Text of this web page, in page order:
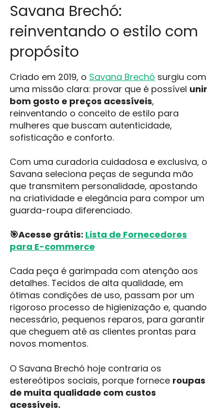
Savana Brechó:
reinventando o estilo com
propósito
Criado em 2019, o Savana Brechó surgiu com
uma missão clara: provar que é possível unir
bom gosto e preços acessíveis,
reinventando o conceito de estilo para
mulheres que buscam autenticidade,
sofisticação e conforto.
Com uma curadoria cuidadosa e exclusiva, o
Savana seleciona peças de segunda mão
que transmitem personalidade, apostando
na criatividade e elegância para compor um
guarda-roupa diferenciado.
🎯Acesse grátis: Lista de Fornecedores
para E-commerce
Cada peça é garimpada com atenção aos
detalhes. Tecidos de alta qualidade, em
ótimas condições de uso, passam por um
rigoroso processo de higienização e, quando
necessário, pequenos reparos, para garantir
que cheguem até as clientes prontas para
novos momentos.
O Savana Brechó hoje contraria os
estereótipos sociais, porque fornece roupas
de muita qualidade com custos
acessíveis.